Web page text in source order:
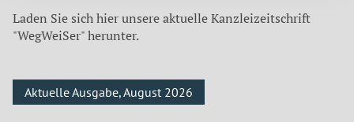
Laden Sie sich hier unsere aktuelle Kanzleizeitschrift
"WegWeiSer" herunter.
Aktuelle Ausgabe, August 2026